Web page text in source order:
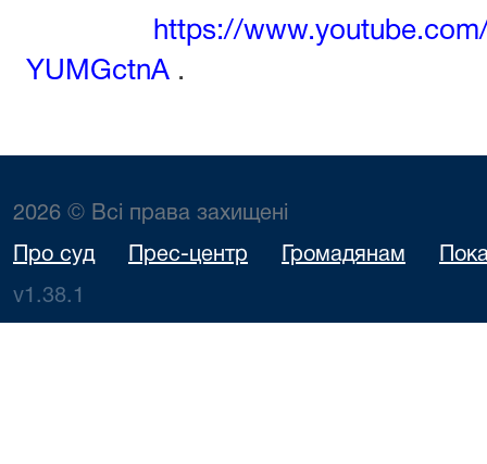
https://
YUMGctnA .
2026 © Всі права захищені
Про суд Прес-центр Громадянам
v1.38.1